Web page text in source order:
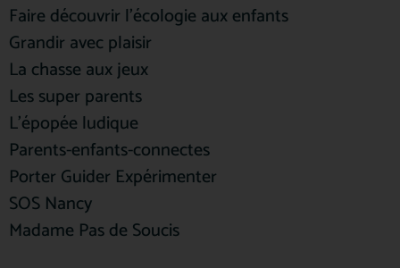
Faire découvrir l’écologie aux enfants
Grandir avec plaisir
La chasse aux jeux
Les super parents
L’épopée ludique
Parents-enfants-connectes
Porter Guider Expérimenter
SOS Nancy
Madame Pas de Soucis